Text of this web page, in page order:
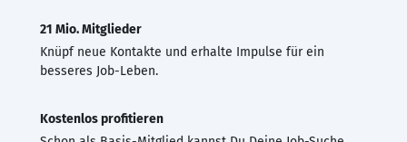
21 Mio. Mitglieder
Knüpf neue Kontakte und erhalte Impulse für ein
besseres Job-Leben.
Kostenlos profitieren